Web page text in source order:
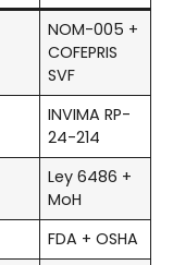
NOM-005 +
COFEPRIS
SVF
INVIMA RP-
24-214
Ley 6486 +
MoH
FDA + OSHA